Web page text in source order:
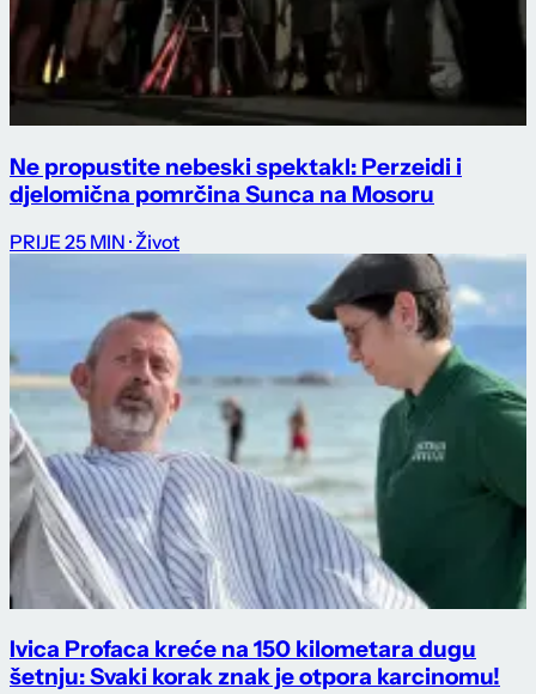
Ne propustite nebeski spektakl: Perzeidi i
djelomična pomrčina Sunca na Mosoru
PRIJE 25 MIN · Život
Ivica Profaca kreće na 150 kilometara dugu
šetnju: Svaki korak znak je otpora karcinomu!